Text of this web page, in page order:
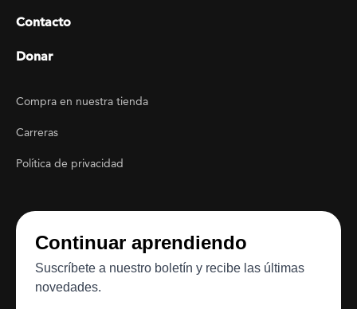
Contacto
Donar
Footer Utility
Compra en nuestra tienda
Carreras
Política de privacidad